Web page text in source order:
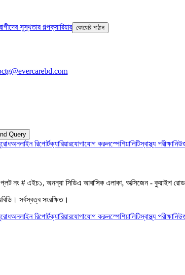
সুস্থতার গল্পক্যারিয়ার কোয়েরি পাঠান
Query
অনলাইন রিপোর্টক্যারিয়ারযোগাযোগ করুনস্পেশিয়ালিটিস্বাস্থ্য পরীক্ষা
প্লট নং # এইচ১, অনন্যা সিডিএ আবাসিক এলাকা, অক্সিজেন - কুয়াইশ
সর্বস্বত্ব সংরক্ষিত।
অনলাইন রিপোর্টক্যারিয়ারযোগাযোগ করুনস্পেশিয়ালিটিস্বাস্থ্য পরীক্ষা